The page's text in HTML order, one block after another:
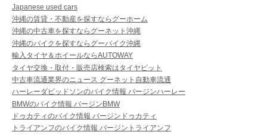
Japanese used cars
沖縄の賃貸・不動産を探すならグーホーム
沖縄の中古車を探すならグーネット沖縄
沖縄のバイクを探すならグーバイク沖縄
輸入タイヤ＆ホイールならAUTOWAY
タイヤ交換・取付・販売店検索はタイヤピット
中古車流通業界のニュース グーネット自動車流通
ハーレーダビッドソンのバイク情報 バージンハーレー
BMWのバイク情報 バージンBMW
ドゥカティのバイク情報 バージンドゥカティ
トライアンフのバイク情報 バージントライアンフ